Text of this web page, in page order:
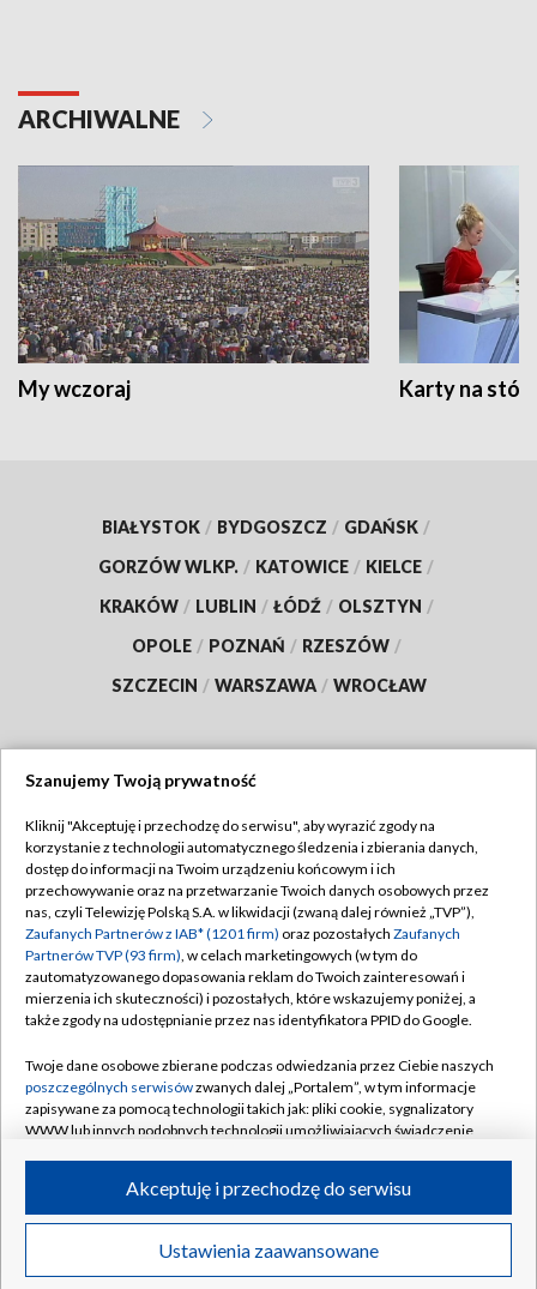
ARCHIWALNE
My wczoraj Karty na
BIAŁYSTOK / BYDGOSZCZ / GDAŃSK /
GORZÓW WLKP. / KATOWICE / KIELCE /
KRAKÓW / LUBLIN / ŁÓDŹ / OLSZTYN /
OPOLE / POZNAŃ / RZESZÓW /
SZCZECIN / WARSZAWA / WROCŁAW
TVP
Abonament TVP
Emisja w TVP
Centrum informacji TVP
Naziemna Telewizja Cyfrowa
Rada Programowa
System NOS
Informacje o nadawcy
Program dla prasy
Ogłoszenie przetargowe
Regulamin TVP
Polityka prywatności
Moje zgody
Pomoc
Kontakt
Kanały
©2026 Telewizja Polska S.A. w likwidacji
Szanujemy Twoją prywatność
Kliknij "Akceptuję i przechodzę do serwisu", aby wyrazić zgody na
korzystanie z technologii automatycznego śledzenia i zbierania danych,
dostęp do informacji na Twoim urządzeniu końcowym i ich
przechowywanie oraz na przetwarzanie Twoich danych osobowych przez
nas, czyli Telewizję Polską S.A. w likwidacji (zwaną dalej również „TVP”),
Zaufanych Partnerów z IAB* (1201 firm) oraz pozostałych Zaufanych
Partnerów TVP (93 firm), w celach marketingowych (w tym do
zautomatyzowanego dopasowania reklam do Twoich zainteresowań i
mierzenia ich skuteczności) i pozostałych, które wskazujemy poniżej, a
także zgody na udostępnianie przez nas identyfikatora PPID do Google.
Twoje dane osobowe zbierane podczas odwiedzania przez Ciebie naszych
poszczególnych serwisówzwanych dalej „Portalem”, w tym informacje
zapisywane za pomocą technologii takich jak: pliki cookie, sygnalizatory
WWW lub innych podobnych technologii umożliwiających świadczenie
ruchu w Internecie.
Twoje dane osobowe zbierane podczas odwiedzania przez Ciebie
poszczególnych serwisówna Portalu, takie jak adresy IP, identyfikatory
Ustawienia zaawansowane
Akceptuję i przechodzę do serwisu